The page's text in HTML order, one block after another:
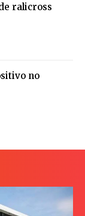
ralicross
no